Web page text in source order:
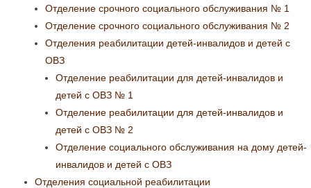
Отделение срочного социального обслуживания № 1
Отделение срочного социального обслуживания № 2
Отделения реабилитации детей-инвалидов и детей с
ОВЗ
Отделение реабилитации для детей-инвалидов и
детей с ОВЗ № 1
Отделение реабилитации для детей-инвалидов и
детей с ОВЗ № 2
Отделение социального обслуживания на дому детей-
инвалидов и детей с ОВЗ
Отделения социальной реабилитации